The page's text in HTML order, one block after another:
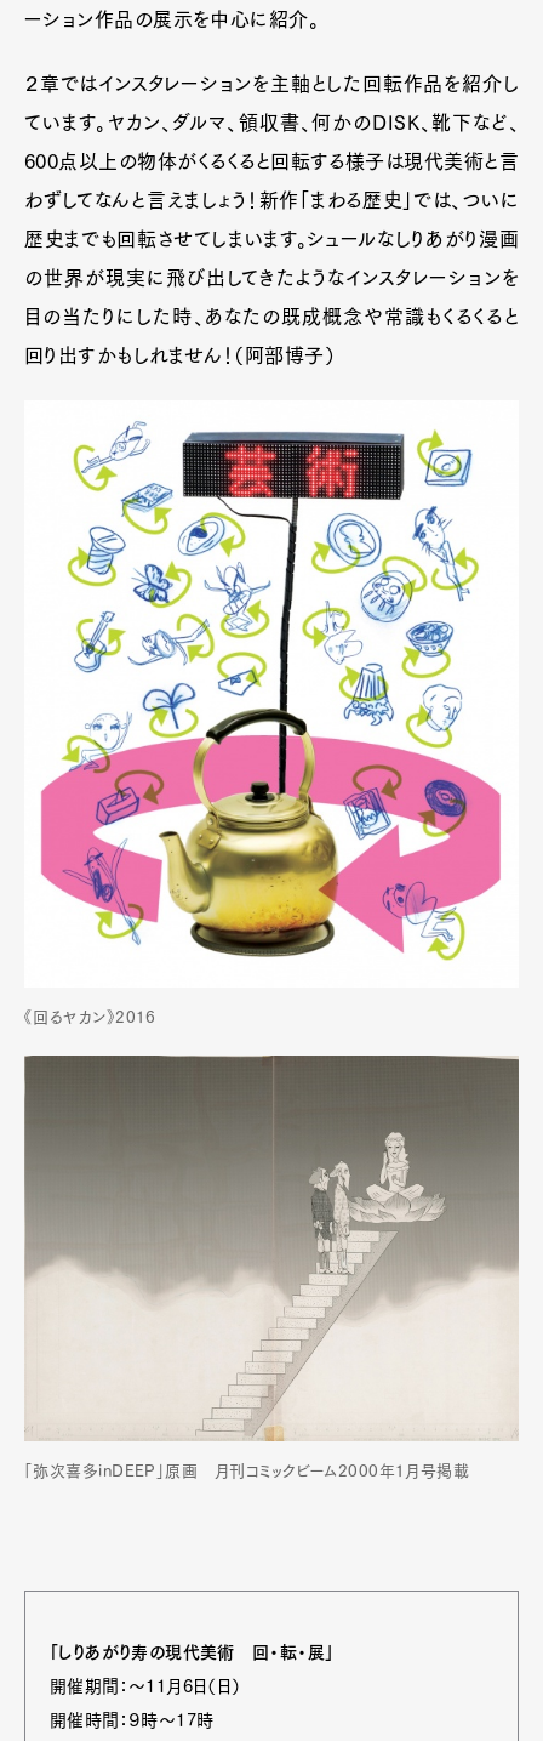
ーション作品の展示を中心に紹介。
２章ではインスタレーションを主軸とした回転作品を紹介し
ています。ヤカン、ダルマ、領収書、何かのDISK、靴下など、
600点以上の物体がくるくると回転する様子は現代美術と言
わずしてなんと言えましょう！新作「まわる歴史」では、ついに
歴史までも回転させてしまいます。シュールなしりあがり漫画
の世界が現実に飛び出してきたようなインスタレーションを
目の当たりにした時、あなたの既成概念や常識もくるくると
回り出すかもしれません！（阿部博子）
《回るヤカン》2016
「弥次喜多inDEEP」原画 月刊コミックビーム2000年1月号掲載
「しりあがり寿の現代美術 回・転・展」
開催期間：〜11月6日（日）
開催時間：９時〜17時